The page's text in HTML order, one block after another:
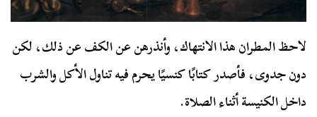
لاحظ المطران هذا الانتهاك، وأنذرهن عن الكف عن ذلك، لكن
دون جدوى، فأصدر كتابًا كنسيًا يحرم فيه تناول الأكل والشرب
داخل الكنيسة أثناء الصلاة.